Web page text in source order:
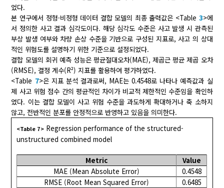
었다.
본 연구에서 정형·비정형 데이터 결합 모델의 최종 출력값은 <Table 3>에
서 정의한 사고 결과 심각도이다. 해당 심각도 수준은 사고 발생 시 관측된
부상 발생 여부와 차량 손상 수준을 기반으로 구성된 지표로, 사고 의 상대
적인 위험도를 설명하기 위한 기준으로 설정되었다.
결합 모델의 회귀 예측 성능은 평균절대오차(MAE), 제곱근 평균 제곱 오차
(RMSE), 결정 계수(R²) 지표를 활용하여 평가하였다.
<Table 7>은 지표 분석 결과로써, MAE는 0.4548로 나타나 예측값과 실
제 사고 위험 점수 간의 평균적인 차이가 비교적 제한적인 수준임을 확인하
였다. 이는 결합 모델이 사고 위험 수준을 과도하게 확대하거나 축 소하지
않고, 전반적인 분포를 안정적으로 반영하고 있음을 의미한다.
<Table 7> Regression performance of the structured-
unstructured combined model
Metric
Value
MAE (Mean Absolute Error)
0.4548
RMSE (Root Mean Squared Error)
0.6485